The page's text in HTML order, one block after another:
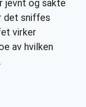
jevnt og sakte
det sniffes
virker
av hvilken